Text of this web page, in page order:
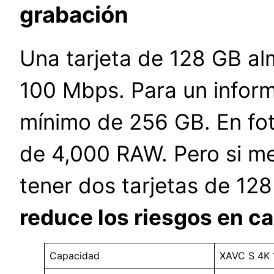
grabación
Una tarjeta de 128 GB
100 Mbps. Para un
mínimo de 256 GB. En
de 4,000 RAW. Pero si
tener dos tarjetas de
reduce los riesgos en
Capacidad XAVC S